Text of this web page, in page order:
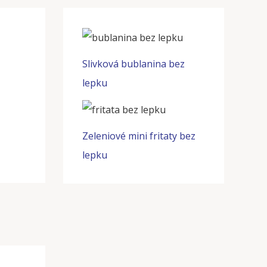
Slivková bublanina bez
lepku
Zeleniové mini fritaty bez
lepku